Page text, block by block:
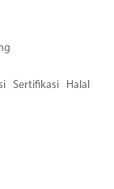
Sertifikasi Halal